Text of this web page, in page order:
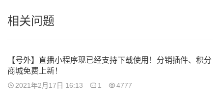
相关问题
【号外】直播小程序现已经支持下载使用！分销插件、积分
商城免费上新！
2021年2月17日 16:13 1 4777